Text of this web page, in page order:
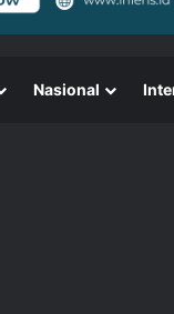
Nasional